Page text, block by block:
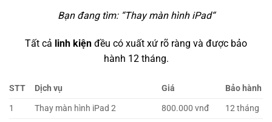
Bạn đang tìm: “Thay màn hình iPad“
Tất cả linh kiện đều có xuất xứ rõ ràng và được bảo
hành 12 tháng.
STT Dịch vụ Giá
Bảo hành
1
Thay màn hình iPad 2 800.000 vnđ
12 tháng